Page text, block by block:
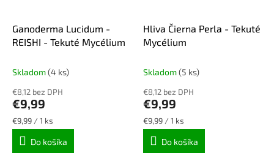
Ganoderma Lucidum -
REISHI - Tekuté Mycélium
Skladom(4 ks)
€8,12 bez DPH
€9,99
Jednotková
cena:
€9,99 / 1 ks
Do košíka
Hliva Čierna Perla - Tekuté
Mycélium
Skladom(5 ks)
€8,12 bez DPH
€9,99
Jednotková
cena:
€9,99 / 1 ks
Do košíka